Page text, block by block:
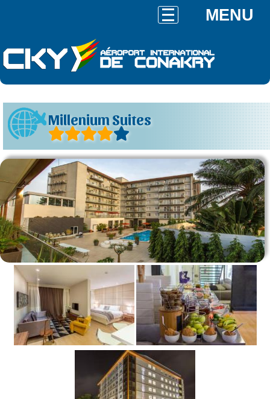
MENU
Millenium Suites